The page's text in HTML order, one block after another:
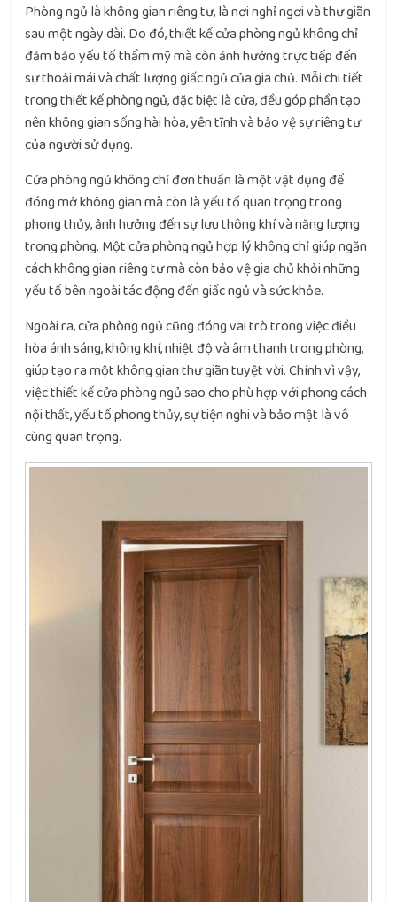
Phòng ngủ là không gian riêng tư, là nơi nghỉ ngơi và thư giãn
sau một ngày dài. Do đó, thiết kế cửa phòng ngủ không chỉ
đảm bảo yếu tố thẩm mỹ mà còn ảnh hưởng trực tiếp đến
sự thoải mái và chất lượng giấc ngủ của gia chủ. Mỗi chi tiết
trong thiết kế phòng ngủ, đặc biệt là cửa, đều góp phần tạo
nên không gian sống hài hòa, yên tĩnh và bảo vệ sự riêng tư
của người sử dụng.
Cửa phòng ngủ không chỉ đơn thuần là một vật dụng để
đóng mở không gian mà còn là yếu tố quan trọng trong
phong thủy, ảnh hưởng đến sự lưu thông khí và năng lượng
trong phòng. Một cửa phòng ngủ hợp lý không chỉ giúp ngăn
cách không gian riêng tư mà còn bảo vệ gia chủ khỏi những
yếu tố bên ngoài tác động đến giấc ngủ và sức khỏe.
Ngoài ra, cửa phòng ngủ cũng đóng vai trò trong việc điều
hòa ánh sáng, không khí, nhiệt độ và âm thanh trong phòng,
giúp tạo ra một không gian thư giãn tuyệt vời. Chính vì vậy,
việc thiết kế cửa phòng ngủ sao cho phù hợp với phong cách
nội thất, yếu tố phong thủy, sự tiện nghi và bảo mật là vô
cùng quan trọng.